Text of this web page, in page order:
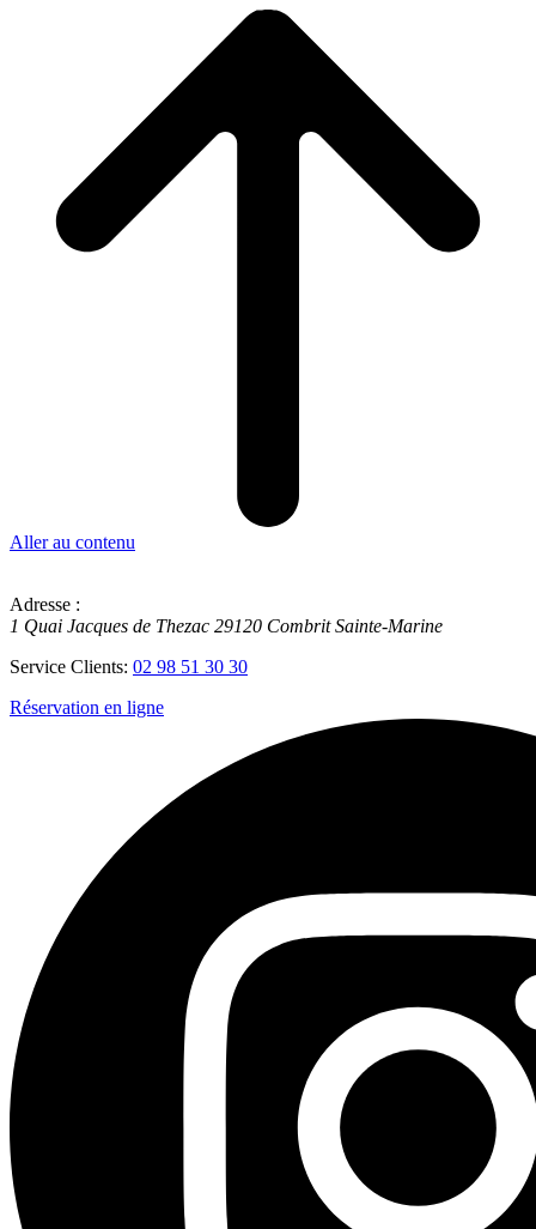
Aller au contenu
Adresse :
1 Quai Jacques de Thezac 29120 Combrit Sainte-Marine
Service Clients: 02 98 51 30 30
Réservation en ligne